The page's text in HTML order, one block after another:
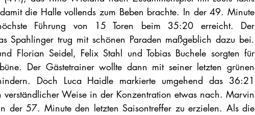
die Halle vollends zum Beben brachte. In der 49. Minute
Führung von 15 Toren beim 35:20 erreicht. Der
Spahlinger trug mit schönen Paraden maßgeblich dazu bei.
Florian Seidel, Felix Stahl und Tobias Buchele sorgten für
Der Gästetrainer wollte dann mit seiner letzten grünen
Doch Luca Haidle markierte umgehend das 36:21
Weise in der Konzentration etwas nach. Marvin
der 57. Minute den letzten Saisontreffer zu erzielen. Als die